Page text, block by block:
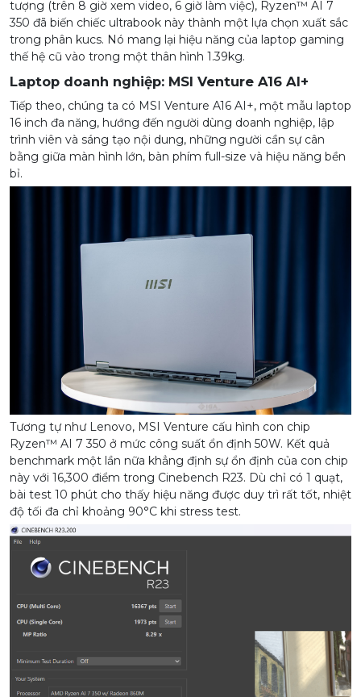
tượng (trên 8 giờ xem video, 6 giờ làm việc), Ryzen™ AI 7
350 đã biến chiếc ultrabook này thành một lựa chọn xuất sắc
trong phân kucs. Nó mang lại hiệu năng của laptop gaming
thế hệ cũ vào trong một thân hình 1.39kg.
Laptop doanh nghiệp: MSI Venture A16 AI+
Tiếp theo, chúng ta có MSI Venture A16 AI+, một mẫu laptop
16 inch đa năng, hướng đến người dùng doanh nghiệp, lập
trình viên và sáng tạo nội dung, những người cần sự cân
bằng giữa màn hình lớn, bàn phím full-size và hiệu năng bền
bỉ.
Tương tự như Lenovo, MSI Venture cấu hình con chip
Ryzen™ AI 7 350 ở mức công suất ổn định 50W. Kết quả
benchmark một lần nữa khẳng định sự ổn định của con chip
này với 16,300 điểm trong Cinebench R23. Dù chỉ có 1 quạt,
bài test 10 phút cho thấy hiệu năng được duy trì rất tốt, nhiệt
độ tối đa chỉ khoảng 90°C khi stress test.